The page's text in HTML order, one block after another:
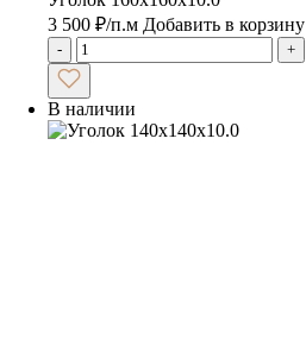
3 500 ₽/п.м Добавить в корзину
- +
В наличии